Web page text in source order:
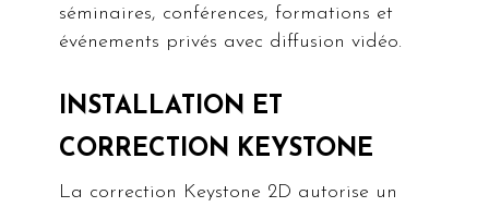
séminaires, conférences, formations et
événements privés avec diffusion vidéo.
INSTALLATION ET
CORRECTION KEYSTONE
La correction Keystone 2D autorise un